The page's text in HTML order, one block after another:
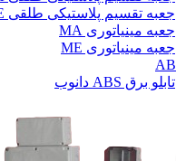
جعبه تقسیم پلاستیکی طلقی ME
جعبه مینیاتوری MA
جعبه مینیاتوری ME
تابلو برق ABS دانوب